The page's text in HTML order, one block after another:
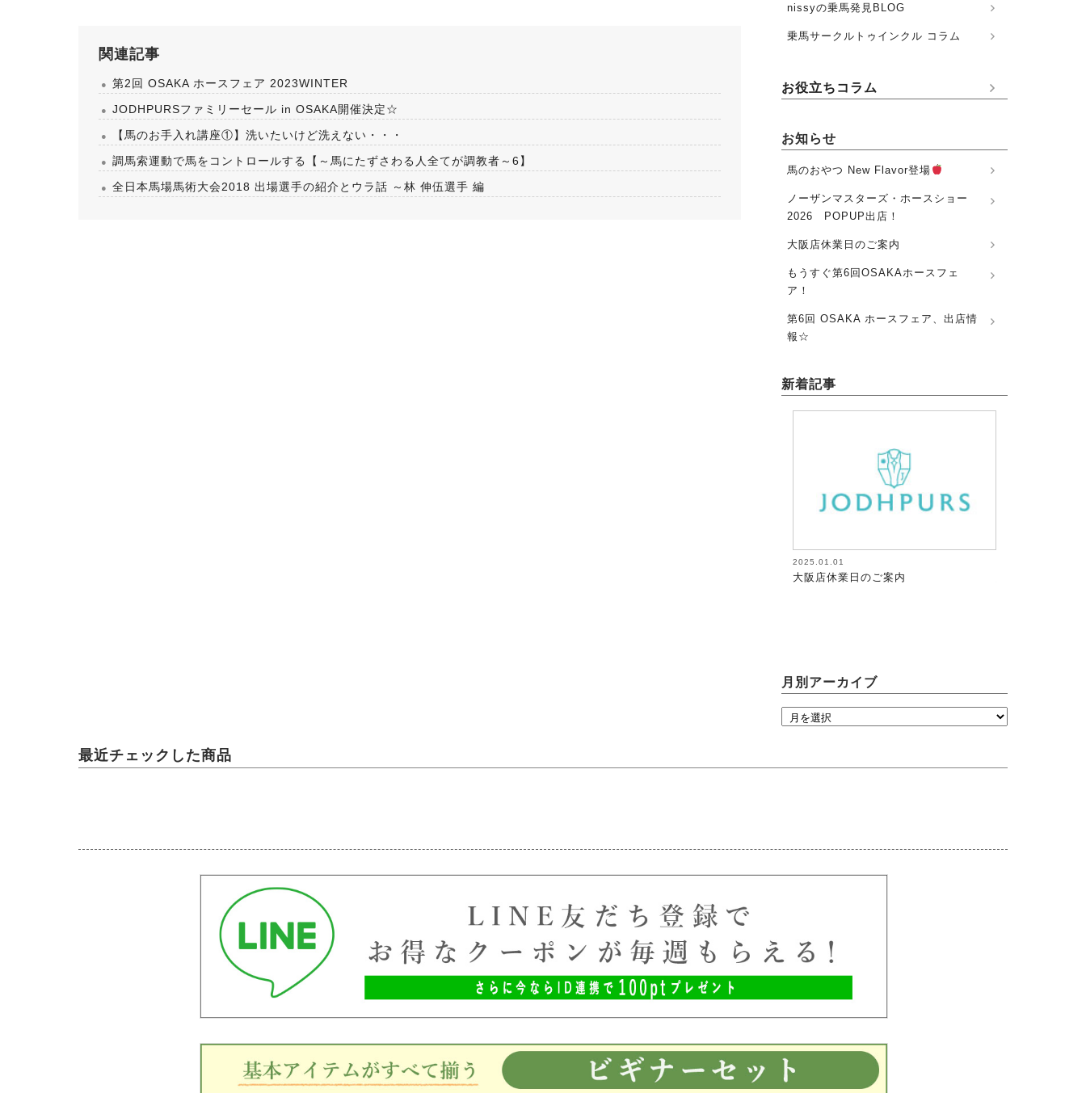
関連記事
第2回 OSAKA ホースフェア 2023WINTER
JODHPURSファミリーセール in OSAKA開催決定☆
【馬のお手入れ講座①】洗いたいけど洗えない・・・
調馬索運動で馬をコントロールする【～馬にたずさわる人全てが調教者～6】
全日本馬場馬術大会2018 出場選手の紹介とウラ話 ～林 伸伍選手 編
nissyの乗馬発見BLOG
乗馬サークルトゥインクル コラム
お役立ちコラム
お知らせ
馬のおやつ New Flavor登場
ノーザンマスターズ・ホースショー
2026 POPUP出店！
大阪店休業日のご案内
もうすぐ第6回OSAKAホースフェ
ア！
第6回 OSAKA ホースフェア、出店情
報☆
新着記事
2025.01.01
大阪店休業日のご案内
月別アーカイブ
最近チェックした商品